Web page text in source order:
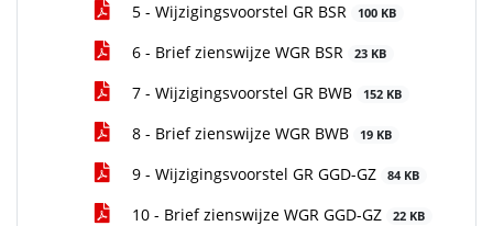
5 - Wijzigingsvoorstel GR BSR 100 KB
6 - Brief zienswijze WGR BSR 23 KB
7 - Wijzigingsvoorstel GR BWB 152 KB
8 - Brief zienswijze WGR BWB 19 KB
9 - Wijzigingsvoorstel GR GGD-GZ 84 KB
10 - Brief zienswijze WGR GGD-GZ 22 KB